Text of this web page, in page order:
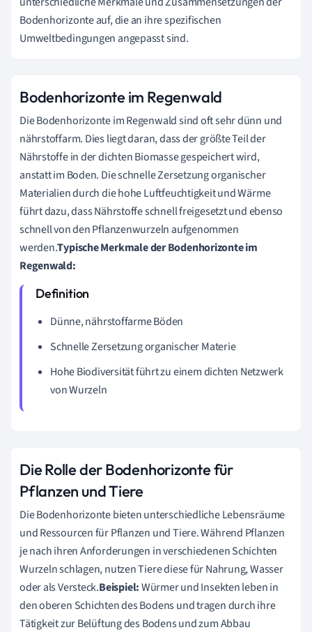
Bodenhorizonte auf, die an ihre spezifischen
Umweltbedingungen angepasst sind.
Bodenhorizonte im Regenwald
Die Bodenhorizonte im Regenwald sind oft sehr dünn und
nährstoffarm. Dies liegt daran, dass der größte Teil der
Nährstoffe in der dichten Biomasse gespeichert wird,
anstatt im Boden. Die schnelle Zersetzung organischer
Materialien durch die hohe Luftfeuchtigkeit und Wärme
führt dazu, dass Nährstoffe schnell freigesetzt und ebenso
schnell von den Pflanzenwurzeln aufgenommen
werden.Typische Merkmale der Bodenhorizonte im
Regenwald:
Dünne, nährstoffarme Böden
Schnelle Zersetzung organischer Materie
Hohe Biodiversität führt zu einem dichten Netzwerk
von Wurzeln
Die Rolle der Bodenhorizonte für
Pflanzen und Tiere
Die Bodenhorizonte bieten unterschiedliche Lebensräume
und Ressourcen für Pflanzen und Tiere. Während Pflanzen
je nach ihren Anforderungen in verschiedenen Schichten
Wurzeln schlagen, nutzen Tiere diese für Nahrung, Wasser
oder als Versteck.Beispiel:Würmer und Insekten leben in
den oberen Schichten des Bodens und tragen durch ihre
Tätigkeit zur Belüftung des Bodens und zum Abbau